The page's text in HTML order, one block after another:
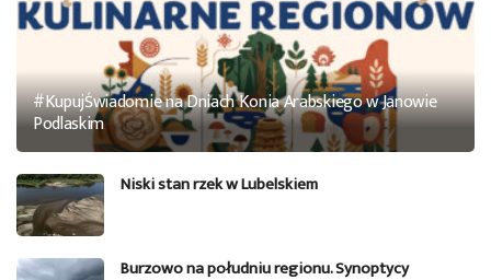
#KupujŚwiadomie na Dniach Konia Arabskiego w Janowie
Podlaskim
Niski stan rzek w Lubelskiem
Burzowo na południu regionu. Synoptycy